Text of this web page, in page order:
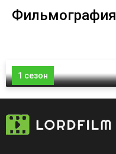
Фильмография
1 сезон